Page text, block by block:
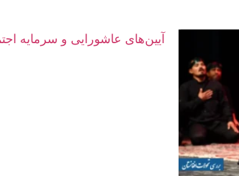
آیین‌های عاشورایی و سرمایه